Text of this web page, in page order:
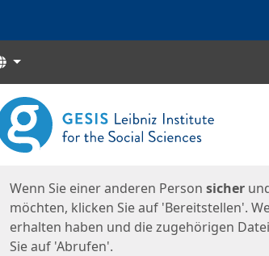
Sprachen
Start
Wenn Sie einer anderen Person sicher
möchten, klicken Sie auf 'Bereitstellen'.
erhalten haben und die zugehörigen
Sie auf 'Abrufen'.